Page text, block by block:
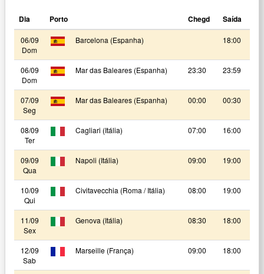
Dia Porto Chegd Saída
06/09
Dom
Barcelona (Espanha) 18:00
06/09
Dom
Mar das Baleares (Espanha) 23:30 23:59
07/09
Seg
Mar das Baleares (Espanha) 00:00 00:30
08/09
Ter
Cagliari (Itália) 07:00 16:00
09/09
Qua
Napoli (Itália) 09:00 19:00
10/09
Qui
Civitavecchia (Roma / Itália) 08:00 19:00
11/09
Sex
Genova (Itália) 08:30 18:00
12/09
Sab
Marseille (França) 09:00 18:00